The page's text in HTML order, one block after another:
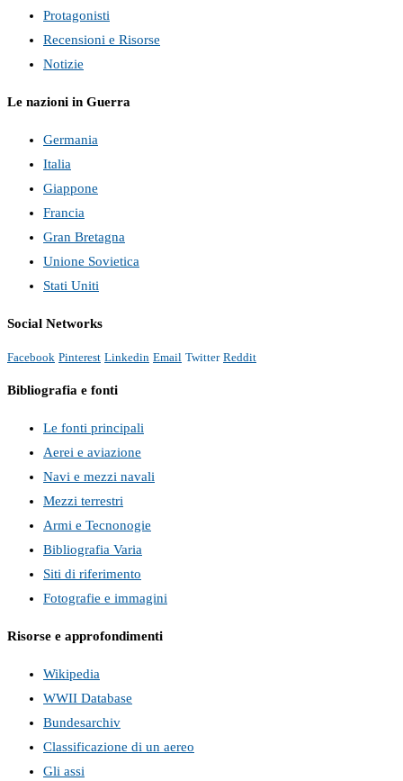
Protagonisti
Recensioni e Risorse
Notizie
Le nazioni in Guerra
Germania
Italia
Giappone
Francia
Gran Bretagna
Unione Sovietica
Stati Uniti
Social Networks
Facebook Pinterest Linkedin Email Twitter Reddit
Bibliografia e fonti
Le fonti principali
Aerei e aviazione
Navi e mezzi navali
Mezzi terrestri
Armi e Tecnonogie
Bibliografia Varia
Siti di riferimento
Fotografie e immagini
Risorse e approfondimenti
Wikipedia
WWII Database
Bundesarchiv
Classificazione di un aereo
Gli assi